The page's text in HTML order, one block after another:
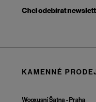
Chci odebírat
KAMENNÉ
Wooxusní Šatna - Praha